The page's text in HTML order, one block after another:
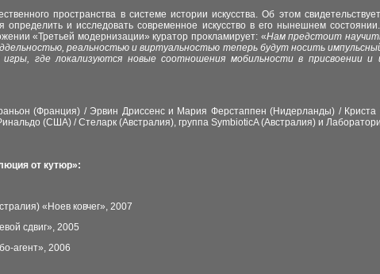
пространства в системе истории искусства. Об этом
и исследовать современное искусство в его нынешнем
«Третьей модернизации» куратор прокламирует: «Нам предстоит
реальностью и виртуальностью теперь будут носить
где локализуются новые соотношения мобильности в присвоении
(Франция) / Эрвин Дриссенс и Мария Ферстаппен (Нидерланды) /
(США) / Стеларк (Австралия), группа SymbioticA (Австралия) и
от кутюр»:
«Ноев ковчег», 2007
сдвиг», 2005
агент», 2006